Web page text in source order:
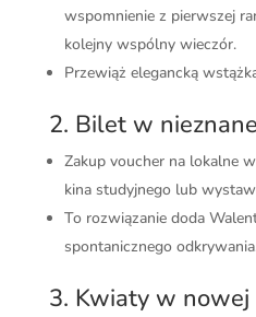
wspomnienie z pierwszej
kolejny wspólny wieczór.
Przewiąż elegancką
2. Bilet w nieznane
Zakup voucher na lokalne
kina studyjnego lub
To rozwiązanie doda
spontanicznego
3. Kwiaty w nowej